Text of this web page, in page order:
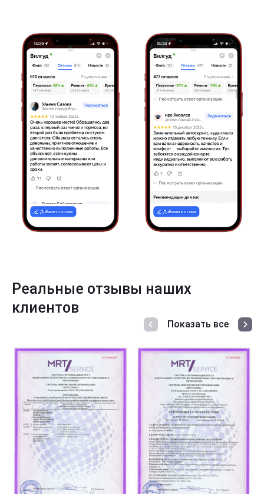
Реальные отзывы наших
клиентов
Показать все